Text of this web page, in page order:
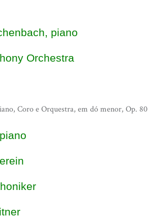
piano
Orchestra
Coro e Orquestra, em dó menor, Op. 80